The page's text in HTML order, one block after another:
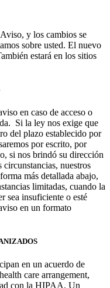
y los cambios se
sobre usted. El nuevo
estará en los sitios
en caso de acceso o
Si la ley nos exige que
del plazo establecido por
por escrito, por
si nos brindó su dirección
nuestros
más detallada abajo,
limitadas, cuando la
sea insuficiente o esté
en un formato
en un acuerdo de
care arrangement,
con la HIPAA. Un